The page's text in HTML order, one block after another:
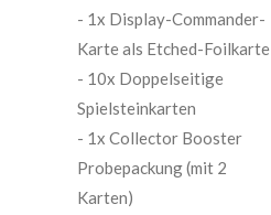
- 1x Display-Commander-
Karte als Etched-Foilkarte
- 10x Doppelseitige
Spielsteinkarten
- 1x Collector Booster
Probepackung (mit 2
Karten)